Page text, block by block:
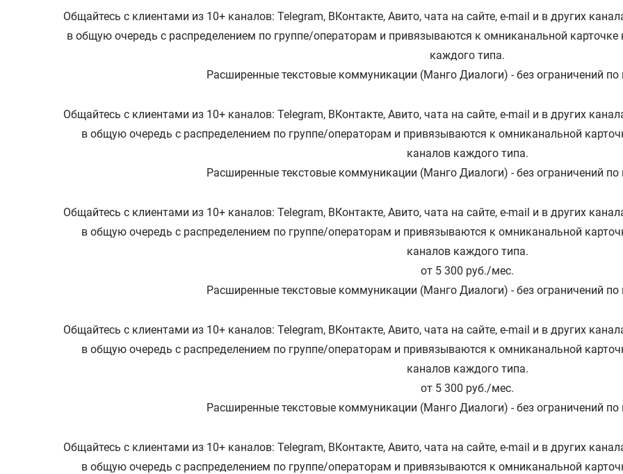
Общайтесь с клиентами из 10+ каналов: Telegram, ВКонтакте, Авито, чата на сайте, e-mail и в других
в общую очередь с распределением по группе/операторам и привязываются к омниканальной
каждого типа.
Расширенные текстовые коммуникации (Манго Диалоги) - без ограничений по
Общайтесь с клиентами из 10+ каналов: Telegram, ВКонтакте, Авито, чата на сайте, e-mail и в других
в общую очередь с распределением по группе/операторам и привязываются к омниканальной
каналов каждого типа.
Расширенные текстовые коммуникации (Манго Диалоги) - без ограничений по
Общайтесь с клиентами из 10+ каналов: Telegram, ВКонтакте, Авито, чата на сайте, e-mail и в других
в общую очередь с распределением по группе/операторам и привязываются к омниканальной
каналов каждого типа.
от 5 300 руб./мес.
Расширенные текстовые коммуникации (Манго Диалоги) - без ограничений по
Общайтесь с клиентами из 10+ каналов: Telegram, ВКонтакте, Авито, чата на сайте, e-mail и в других
в общую очередь с распределением по группе/операторам и привязываются к омниканальной
каналов каждого типа.
от 5 300 руб./мес.
Расширенные текстовые коммуникации (Манго Диалоги) - без ограничений по
Общайтесь с клиентами из 10+ каналов: Telegram, ВКонтакте, Авито, чата на сайте, e-mail и в других
в общую очередь с распределением по группе/операторам и привязываются к омниканальной